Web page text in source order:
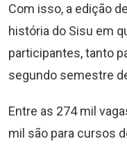
Com isso, a edição
história do Sisu em
participantes, tanto
segundo semestre
Entre as 274 mil
mil são para cursos